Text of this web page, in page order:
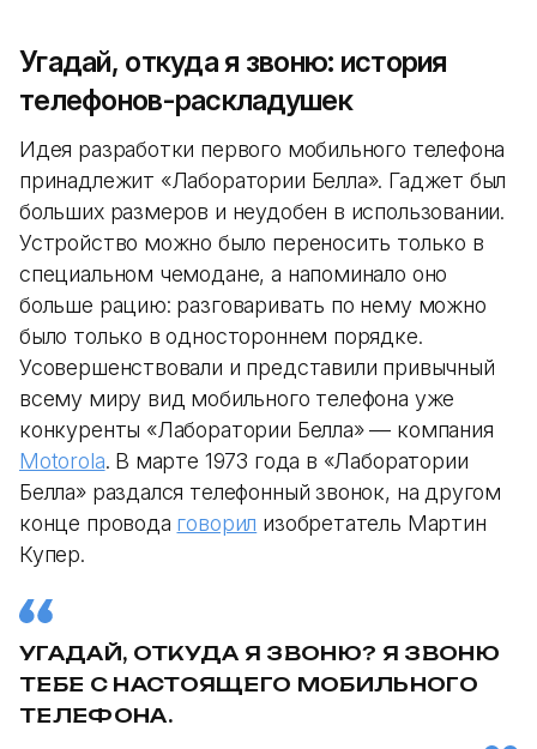
Угадай, откуда я звоню: история
телефонов-раскладушек
Идея разработки первого мобильного телефона
принадлежит «Лаборатории Белла». Гаджет был
больших размеров и неудобен в использовании.
Устройство можно было переносить только в
специальном чемодане, а напоминало оно
больше рацию: разговаривать по нему можно
было только в одностороннем порядке.
Усовершенствовали и представили привычный
всему миру вид мобильного телефона уже
конкуренты «Лаборатории Белла» — компания
Motorola. В марте 1973 года в «Лаборатории
Белла» раздался телефонный звонок, на другом
конце провода говорил изобретатель Мартин
Купер.
УГАДАЙ, ОТКУДА Я ЗВОНЮ? Я ЗВОНЮ
ТЕБЕ С НАСТОЯЩЕГО МОБИЛЬНОГО
ТЕЛЕФОНА.